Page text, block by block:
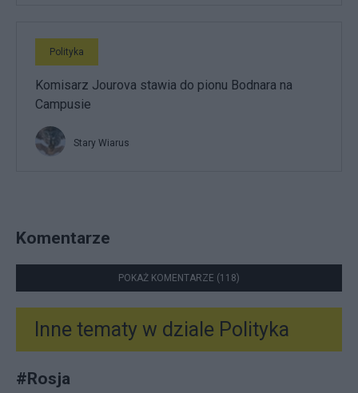
Polityka
Komisarz Jourova stawia do pionu Bodnara na
Campusie
Stary Wiarus
Komentarze
POKAŻ KOMENTARZE (118)
Inne tematy w dziale Polityka
#Rosja